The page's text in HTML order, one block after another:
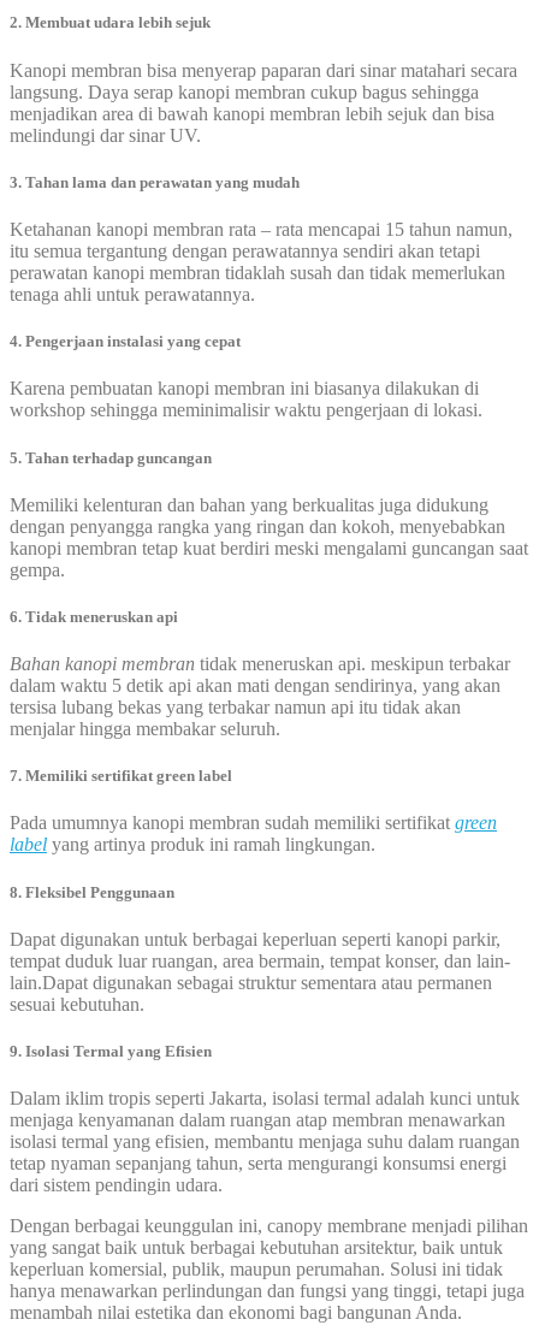
2. Membuat udara lebih sejuk
Kanopi membran bisa menyerap paparan dari sinar matahari secara
langsung. Daya serap kanopi membran cukup bagus sehingga
menjadikan area di bawah kanopi membran lebih sejuk dan bisa
melindungi dar sinar UV.
3. Tahan lama dan perawatan yang mudah
Ketahanan kanopi membran rata – rata mencapai 15 tahun namun,
itu semua tergantung dengan perawatannya sendiri akan tetapi
perawatan kanopi membran tidaklah susah dan tidak memerlukan
tenaga ahli untuk perawatannya.
4. Pengerjaan instalasi yang cepat
Karena pembuatan kanopi membran ini biasanya dilakukan di
workshop sehingga meminimalisir waktu pengerjaan di lokasi.
5. Tahan terhadap guncangan
Memiliki kelenturan dan bahan yang berkualitas juga didukung
dengan penyangga rangka yang ringan dan kokoh, menyebabkan
kanopi membran tetap kuat berdiri meski mengalami guncangan saat
gempa.
6. Tidak meneruskan api
Bahan kanopi membran tidak meneruskan api. meskipun terbakar
dalam waktu 5 detik api akan mati dengan sendirinya, yang akan
tersisa lubang bekas yang terbakar namun api itu tidak akan
menjalar hingga membakar seluruh.
7. Memiliki sertifikat green label
Pada umumnya kanopi membran sudah memiliki sertifikat green
label yang artinya produk ini ramah lingkungan.
8. Fleksibel Penggunaan
Dapat digunakan untuk berbagai keperluan seperti kanopi parkir,
tempat duduk luar ruangan, area bermain, tempat konser, dan lain-
lain.Dapat digunakan sebagai struktur sementara atau permanen
sesuai kebutuhan.
9. Isolasi Termal yang Efisien
Dalam iklim tropis seperti Jakarta, isolasi termal adalah kunci untuk
menjaga kenyamanan dalam ruangan atap membran menawarkan
isolasi termal yang efisien, membantu menjaga suhu dalam ruangan
tetap nyaman sepanjang tahun, serta mengurangi konsumsi energi
dari sistem pendingin udara.
Dengan berbagai keunggulan ini, canopy membrane menjadi pilihan
yang sangat baik untuk berbagai kebutuhan arsitektur, baik untuk
keperluan komersial, publik, maupun perumahan. Solusi ini tidak
hanya menawarkan perlindungan dan fungsi yang tinggi, tetapi juga
menambah nilai estetika dan ekonomi bagi bangunan Anda.